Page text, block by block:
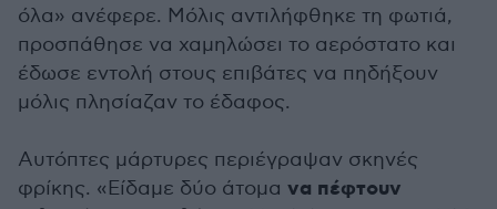
όλα» ανέφερε. Μόλις αντιλήφθηκε τη φωτιά,
προσπάθησε να χαμηλώσει το αερόστατο και
έδωσε εντολή στους επιβάτες να πηδήξουν
μόλις πλησίαζαν το έδαφος.
Αυτόπτες μάρτυρες περιέγραψαν σκηνές
φρίκης. «Είδαμε δύο άτομα να πέφτουν